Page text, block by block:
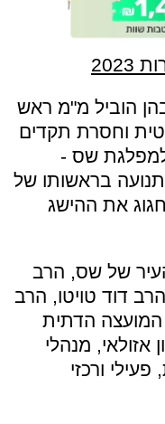
2023
הוביל מ"מ ראש
וחסרת תקדים
למפלגת שס -
בראשותו של
את ההישג
של שס, הרב
דוד טויטו, הרב
המועצה הדתית
אזולאי, מנהלי
ורכזי